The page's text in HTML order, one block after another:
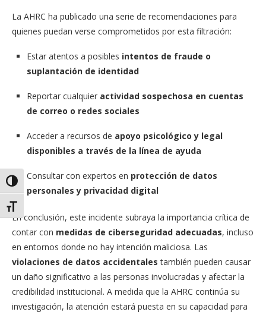
Alternar alto contraste
Alternar tamaño de letra
La AHRC ha publicado una serie de recomendaciones para
quienes puedan verse comprometidos por esta filtración:
Estar atentos a posibles intentos de fraude o
suplantación de identidad
Reportar cualquier actividad sospechosa en cuentas
de correo o redes sociales
Acceder a recursos de apoyo psicológico y legal
disponibles a través de la línea de ayuda
Consultar con expertos en protección de datos
personales y privacidad digital
En conclusión, este incidente subraya la importancia crítica de
contar con medidas de ciberseguridad adecuadas, incluso
en entornos donde no hay intención maliciosa. Las
violaciones de datos accidentales también pueden causar
un daño significativo a las personas involucradas y afectar la
credibilidad institucional. A medida que la AHRC continúa su
investigación, la atención estará puesta en su capacidad para